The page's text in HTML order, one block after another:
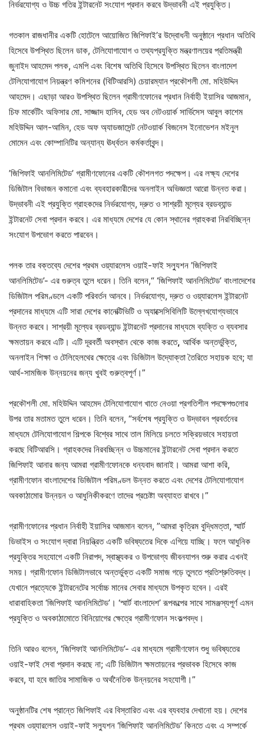
নির্ভরযোগ্য ও উচ্চ গতির ইন্টারনেট সংযোগ প্রদান করবে উদ্ভাবনী এই প্রযুক্তি।
গতকাল রাজধানীর একটি হোটেলে আয়োজিত জিপিফাই’র উদ্বোধনী অনুষ্ঠানে প্রধান অতিথি
হিসেবে উপস্থিত ছিলেন ডাক, টেলিযোগাযোগ ও তথ্যপ্রযুক্তি মন্ত্রণালয়ের প্রতিমন্ত্রী
জুনাইদ আহমেদ পলক, এমপি এবং বিশেষ অতিথি হিসেবে উপস্থিত ছিলেন বাংলাদেশ
টেলিযোগাযোগ নিয়ন্ত্রণ কমিশনের (বিটিআরসি) চেয়ারম্যানপ্রকৌশলী মো. মহিউদ্দিন
আহমেদ। এছাড়া আরও উপস্থিত ছিলেন গ্রামীণফোনের প্রধান নির্বাহী ইয়াসির আজমান,
চিফ মার্কেটিং অফিসার মো. সাজ্জাদ হাসিব, হেড অব নেটওয়ার্ক সার্ভিসেস আবুল কাশেম
মহিউদ্দিন আল-আমিন, হেড অফ অ্যাডজাসেন্ট নেটওয়ার্ক বিজনেস ইনোভেশন মইনুল
মোমেন এবং কোম্পানিটির অন্যান্য ঊর্ধ্বতন কর্মকর্তাবৃন্দ।
’জিপিফাই আনলিমিটেড’ গ্রামীণফোনের একটি কৌশলগত পদক্ষেপ। এর লক্ষ্য দেশের
ডিজিটাল বিভাজন কমানো এবং ব্যবহারকারীদের অনলাইন অভিজ্ঞতা আরো উন্নত করা।
উদ্ভাবনী এই প্রযুক্তি গ্রাহকদের নির্ভরযোগ্য, দ্রুত ও সাশ্রয়ী মূল্যের ব্রডব্যান্ড
ইন্টারনেট সেবা প্রদান করবে। এর মাধ্যমে দেশের যে কোন স্থানের গ্রাহকরা নিরবিচ্ছিন্ন
সংযোগ উপভোগ করতে পারবেন।
পলক তার বক্তব্যে দেশের প্রথম ওয়্যারলেস ওয়াই-ফাই সল্যুশন ’জিপিফাই
আনলিমিটেড’- এর গুরুত্ব তুলে ধরেন। তিনি বলেন,“ ‘জিপিফাই আনলিমিটেড’ বাংলাদেশের
ডিজিটাল পরিমণ্ডলে একটি পরিবর্তন আনবে। নির্ভরযোগ্য, দ্রুত ও ওয়্যারলেস ইন্টারনেট
প্রদানের মাধ্যমে এটি সারা দেশের কানেক্টিভিটি ও অ্যাক্সেসিবিলিটি উল্লেখযোগ্যভাবে
উন্নত করবে। সাশ্রয়ী মূল্যের ব্রডব্যান্ড ইন্টারনেট প্রদানের মাধ্যমে ব্যক্তি ও ব্যবসার
ক্ষমতায়ন করবে এটি। এটি দূরবর্তী অবস্থান থেকে কাজ করতে, আর্থিক অন্তর্ভুক্তি,
অনলাইন শিক্ষা ও টেলিহেলথের ক্ষেত্রে এবং ডিজিটাল উদ্যোক্তা তৈরিতে সহায়ক হবে; যা
আর্থ-সামজিক উন্নয়নের জন্য খুবই গুরুত্বপূর্ণ।”
প্রকৌশলী মো. মহিউদ্দিন আহমেদ টেলিযোগাযোগ খাতে নেওয়া প্রগতিশীল পদক্ষেপগুলোর
উপর তার মতামত তুলে ধরেন। তিনি বলেন, “সর্বশেষ প্রযুক্তি ও উদ্ভাবন প্রবর্তনের
মাধ্যমে টেলিযোগাযোগ শিল্পকে বিশ্বের সাথে তাল মিলিয়ে চলতে সক্রিয়ভাবে সহায়তা
করছে বিটিআরসি। গ্রাহকদের নিরবচ্ছিন্ন ও উচ্চমানের ইন্টারনেট সেবা প্রদান করতে
জিপিফাই আনার জন্য আমরা গ্রামীণফোনকে ধন্যবাদ জানাই। আমরা আশা করি,
গ্রামীণফোন বাংলাদেশের ডিজিটাল পরিমণ্ডল উন্নত করতে এবং দেশের টেলিযোগাযোগ
অবকাঠামোর উন্নয়ন ও আধুনিকীকরণে তাদের প্রচেষ্টা অব্যাহত রাখবে।”
গ্রামীণফোনের প্রধান নির্বাহী ইয়াসির আজমান বলেন, ”আমরা কৃত্রিম বুদ্ধিমত্তা, স্মার্ট
ডিভাইস ও সংযোগ দ্বারা নিয়ন্ত্রিত একটি ভবিষ্যতের দিকে এগিয়ে যাচ্ছি। ফলে আধুনিক
প্রযুক্তির সহযোগে একটি নিরাপদ, স্বাস্থ্যকর ও উপভোগ্য জীবনযাপন শুরু করার এখনই
সময়। গ্রামীণফোন ডিজিটালভাবে অন্তর্ভুক্ত একটি সমাজ গড়ে তুলতে প্রতিশ্রুতিবদ্ধ।
যেখানে প্রত্যেকে ইন্টারনেটের সর্বোচ্চ মানের সেবার মাধ্যমে উপকৃত হবেন। এরই
ধারাবাহিকতা ‘জিপিফাই আনলিমিটেড’। ‘স্মার্ট বাংলাদেশ’ রূপকল্পের সাথে সামঞ্জস্যপূর্ণ এমন
প্রযুক্তি ও অবকাঠামোতে বিনিয়োগের ক্ষেত্রে গ্রামীণফোন সংকল্পবদ্ধ।
তিনি আরও বলেন, ‘জিপিফাই আনলিমিটেড’- এর মাধ্যমে গ্রামীণফোন শুধু ভবিষ্যতের
ওয়াই-ফাই সেবা প্রদান করছে না; এটি ডিজিটাল ক্ষমতায়নের প্রভাবক হিসেবে কাজ
করবে, যা হবে জাতির সামাজিক ও অর্থনৈতিক উন্নয়নের সহযোগী।”
অনুষ্ঠানটির শেষ প্রান্তে জিপিফাই এর বিস্তারিত এবং এর ব্যবহার দেখানো হয়। দেশের
প্রথম ওয়্যারলেস ওয়াই-ফাই সল্যুশন ‘জিপিফাই আনলিমিটেড’ কিনতে এবং এ সম্পর্কে